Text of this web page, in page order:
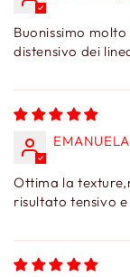
Buonissimo
distensivo dei
Ottima la
risultato tensivo